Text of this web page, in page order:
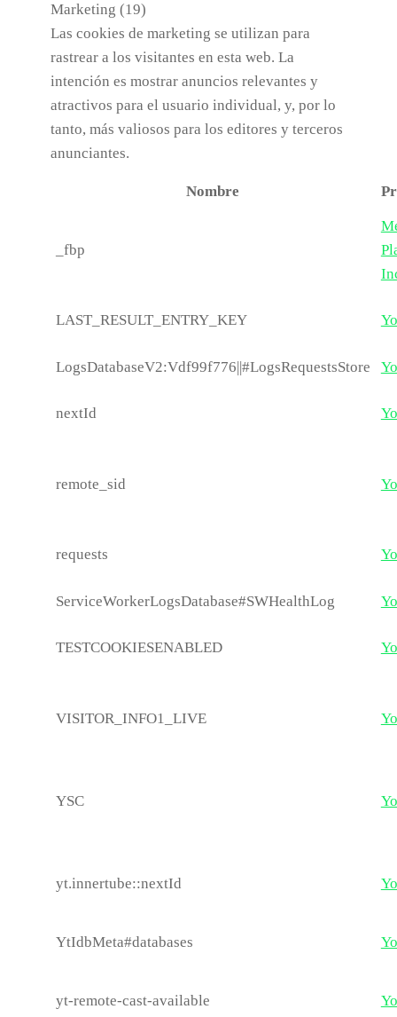
Marketing (19)
Las cookies de marketing se utilizan para
rastrear a los visitantes en esta web. La
intención es mostrar anuncios relevantes y
atractivos para el usuario individual, y, por lo
tanto, más valiosos para los editores y terceros
anunciantes.
Nombre
_fbp
LAST_RESULT_ENTRY_KEY
LogsDatabaseV2:Vdf99f776||#LogsRequestsStore
nextId
remote_sid
requests
ServiceWorkerLogsDatabase#SWHealthLog
TESTCOOKIESENABLED
VISITOR_INFO1_LIVE
YSC
yt.innertube::nextId
YtIdbMeta#databases
yt-remote-cast-available